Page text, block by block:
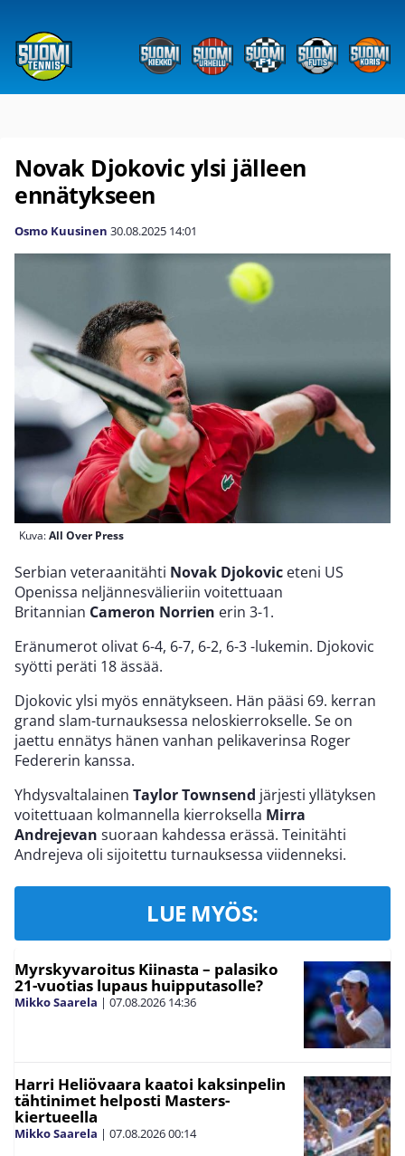
Novak Djokovic ylsi jälleen
ennätykseen
Osmo Kuusinen 30.08.2025 14:01
Kuva:All Over Press
Serbian veteraanitähti Novak Djokovic eteni US
Openissa neljännesvälieriin voitettuaan
Britannian Cameron Norrien erin 3-1.
Eränumerot olivat 6-4, 6-7, 6-2, 6-3 -lukemin. Djokovic
syötti peräti 18 ässää.
Djokovic ylsi myös ennätykseen. Hän pääsi 69. kerran
grand slam-turnauksessa neloskierrokselle. Se on
jaettu ennätys hänen vanhan pelikaverinsa Roger
Federerin kanssa.
Yhdysvaltalainen Taylor Townsend järjesti yllätyksen
voitettuaan kolmannella kierroksella Mirra
Andrejevan suoraan kahdessa erässä. Teinitähti
Andrejeva oli sijoitettu turnauksessa viidenneksi.
LUE MYÖS:
Myrskyvaroitus Kiinasta – palasiko
21-vuotias lupaus huipputasolle?
Mikko Saarela | 07.08.2026 14:36
Harri Heliövaara kaatoi kaksinpelin
tähtinimet helposti Masters-
kiertueella
Mikko Saarela | 07.08.202600:14